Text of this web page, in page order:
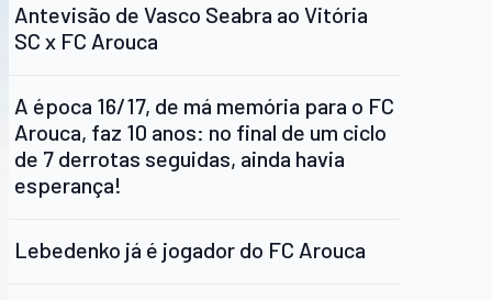
Antevisão de Vasco Seabra ao Vitória
SC x FC Arouca
A época 16/17, de má memória para o FC
Arouca, faz 10 anos: no final de um ciclo
de 7 derrotas seguidas, ainda havia
esperança!
Lebedenko já é jogador do FC Arouca